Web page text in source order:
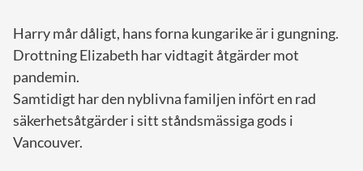
Harry mår dåligt, hans forna kungarike är i gungning.
Drottning Elizabeth har vidtagit åtgärder mot
pandemin.
Samtidigt har den nyblivna familjen infört en rad
säkerhetsåtgärder i sitt ståndsmässiga gods i
Vancouver.